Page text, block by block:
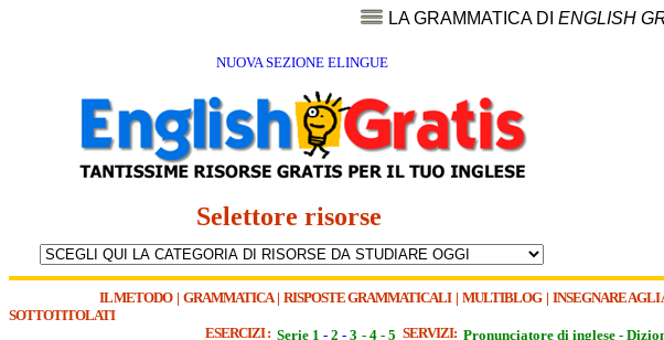
LA GRAMMATICA DI ENGLISH
NUOVA SEZIONE ELINGUE
Selettore risorse
IL METODO| GRAMMATICA| RISPOSTE GRAMMATICALI| MULTIBLOG| INSEGNARE AGLI
SOTTOTITOLATI
ESERCIZI : Serie 1 - 2 - 3 - 4 - 5 SERVIZI: Pronunciatore di inglese -